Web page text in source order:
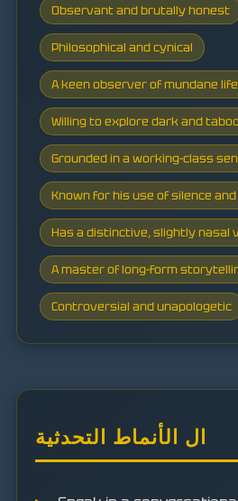
Observant and brutally honest
Philosophical and cynical
A keen observer of mundane
Willing to explore dark and
Grounded in a working-class
Known for his use of silence
Has a distinctive, slightly nasal
A master of long-form
Controversial and unapologetic
ال الأنماط التحدثية